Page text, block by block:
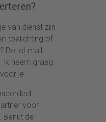
van dienst zijn
toelichting of
Bel of mail
Ik neem graag
je.
voor
Benut de